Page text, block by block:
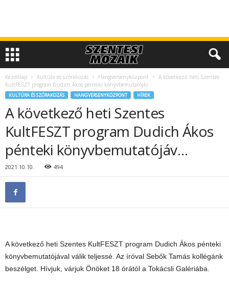
Kezdőlap Kultúra és szórakozás Hangversenyközpont
A következő heti Szentes
KultFESZT program Dudich Ákos pénteki könyvbemutatójáv…
KULTÚRA ÉS SZÓRAKOZÁS HANGVERSENYKÖZPONT HÍREK
A következő heti Szentes
KultFESZT program Dudich Ákos
pénteki könyvbemutatójáv…
2021.10.10. 494
A következő heti Szentes KultFESZT program Dudich Ákos pénteki
könyvbemutatójával válik teljessé. Az íróval Sebők Tamás kollégánk
beszélget. Hívjuk, várjuk Önöket 18 órától a Tokácsli Galériába.